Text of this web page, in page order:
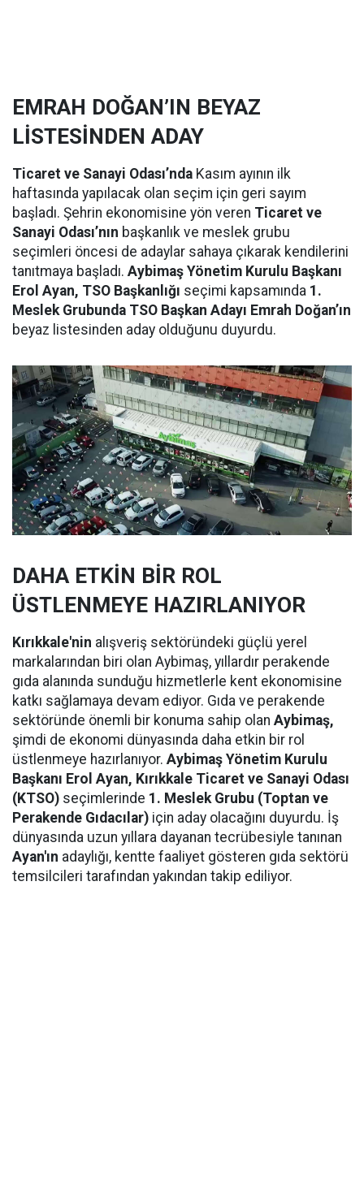
EMRAH DOĞAN’IN BEYAZ
LİSTESİNDEN ADAY
Ticaret ve Sanayi Odası’nda Kasım ayının ilk
haftasında yapılacak olan seçim için geri sayım
başladı. Şehrin ekonomisine yön veren Ticaret ve
Sanayi Odası’nın başkanlık ve meslek grubu
seçimleri öncesi de adaylar sahaya çıkarak kendilerini
tanıtmaya başladı. Aybimaş Yönetim Kurulu Başkanı
Erol Ayan, TSO Başkanlığı seçimi kapsamında 1.
Meslek Grubunda TSO Başkan Adayı Emrah Doğan’ın
beyaz listesinden aday olduğunu duyurdu.
DAHA ETKİN BİR ROL
ÜSTLENMEYE HAZIRLANIYOR
Kırıkkale'nin alışveriş sektöründeki güçlü yerel
markalarından biri olan Aybimaş, yıllardır perakende
gıda alanında sunduğu hizmetlerle kent ekonomisine
katkı sağlamaya devam ediyor. Gıda ve perakende
sektöründe önemli bir konuma sahip olan Aybimaş,
şimdi de ekonomi dünyasında daha etkin bir rol
üstlenmeye hazırlanıyor. Aybimaş Yönetim Kurulu
Başkanı Erol Ayan, Kırıkkale Ticaret ve Sanayi Odası
(KTSO) seçimlerinde 1. Meslek Grubu (Toptan ve
Perakende Gıdacılar) için aday olacağını duyurdu. İş
dünyasında uzun yıllara dayanan tecrübesiyle tanınan
Ayan'ın adaylığı, kentte faaliyet gösteren gıda sektörü
temsilcileri tarafından yakından takip ediliyor.